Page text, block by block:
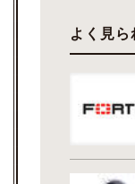
よく見ら